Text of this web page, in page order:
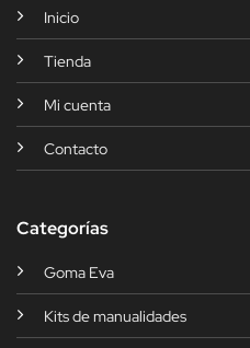
Inicio
Tienda
Mi cuenta
Contacto
Categorías
Goma Eva
Kits de manualidades